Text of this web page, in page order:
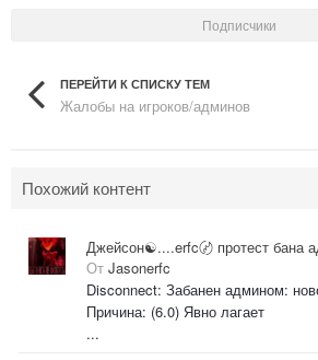
Подписчики
ПЕРЕЙТИ К СПИСКУ ТЕМ
Жалобы на игроков/админов
Похожий контент
От Jasonerfc
Disconnect: Забанен админом:
Причина: (6.0) Явно лагает
...